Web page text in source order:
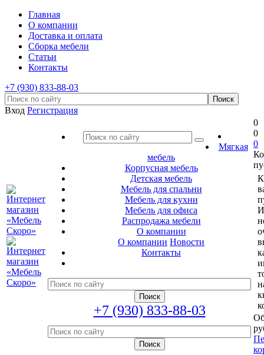
Главная
О компании
Доставка и оплата
Сборка мебели
Статьи
Контакты
+7 (930) 833-88-03
Вход Регистрация
Мягкая
мебель
Корпусная мебель
Детская мебель
Мебель для спальни
Мебель для кухни
Мебель для офиса
Распродажа мебели
О компании
О компании Новости
Контакты
+7 (930) 833-88-03
0
0
0